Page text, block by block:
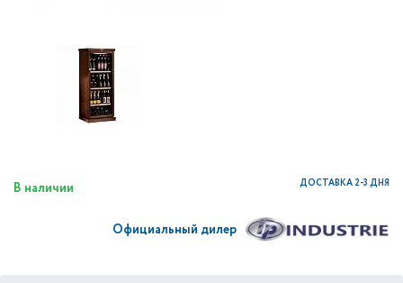
В наличии ДОСТАВКА 2-3 ДНЯ
Официальный дилер